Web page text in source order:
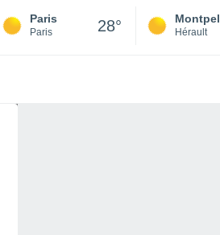
Paris
Paris 28° Hérault